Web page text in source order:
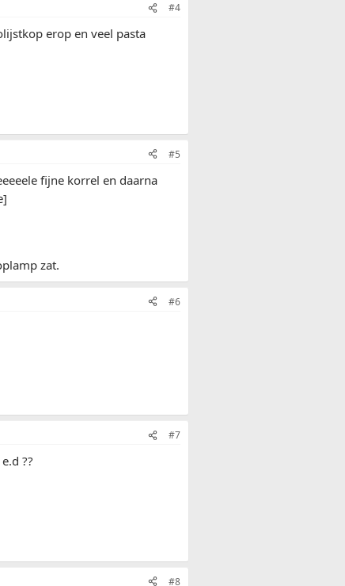
#4
erop en veel pasta
#5
fijne korrel en daarna
zat.
#6
#7
??
#8